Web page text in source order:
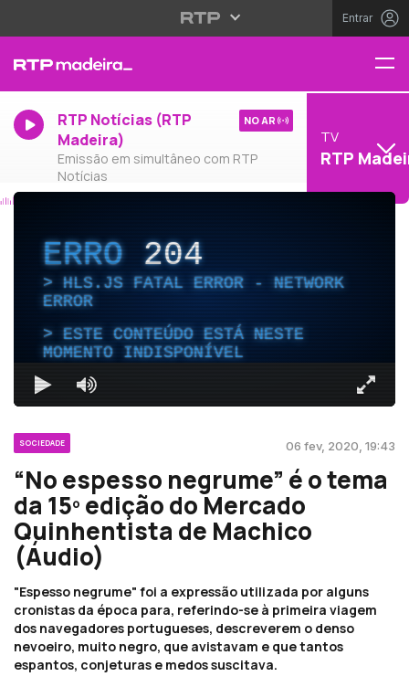
Entrar
RTP Notícias (RTP
Madeira)
Emissão em simultâneo com RTP
Notícias
NO AR
TV
RTP
ERRO204
HLS.JS FATAL ERROR - NETWORK
ERROR
ESTE CONTEÚDO ESTÁ NESTE
MOMENTO INDISPONÍVEL
SOCIEDADE 06 fev, 2020, 19:43
“No espesso negrume” é o tema
da 15º edição do Mercado
Quinhentista de Machico
(Áudio)
"Espesso negrume" foi a expressão utilizada por alguns
cronistas da época para, referindo-se à primeira viagem
dos navegadores portugueses, descreverem o denso
nevoeiro, muito negro, que avistavam e que tantos
espantos, conjeturas e medos suscitava.